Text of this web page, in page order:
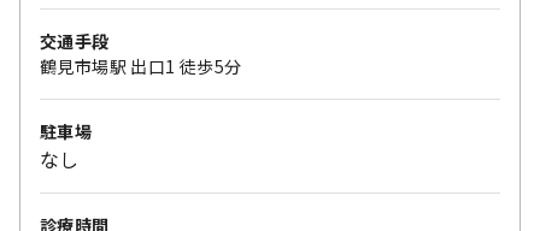
交通手段
鶴見市場駅 出口1 徒歩5分
駐車場
なし
診療時間